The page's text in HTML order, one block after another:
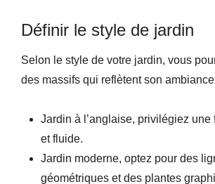
Définir le style de jardin
Selon le style de votre jardin, vous
des massifs qui reflètent son ambiance
Jardin à l’anglaise, privilégiez une
et fluide.
Jardin moderne, optez pour des
géométriques et des plantes